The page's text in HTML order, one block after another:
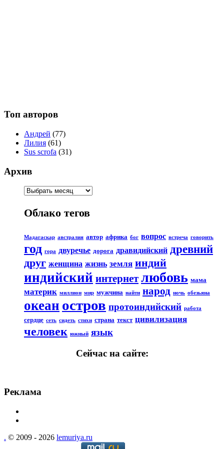
Топ авторов
Андрей (77)
Лилия (61)
Sus scrofa (31)
Архив
Облако тегов
Мадагаскар австралия автор африка бог вопрос встреча говорить
год гора двуречье дорога дравидийский древний
друг женщина жизнь земля индий
индийский интернет любовь мама
материк миллион мир мужчина найти народ ночь обезьяна
океан остров протоиндийский работа
сердце сеть сидеть стихи страна текст цивилизация
человек южный язык
Сейчас на сайте:
Реклама
. © 2009 - 2026 lemuriya.ru